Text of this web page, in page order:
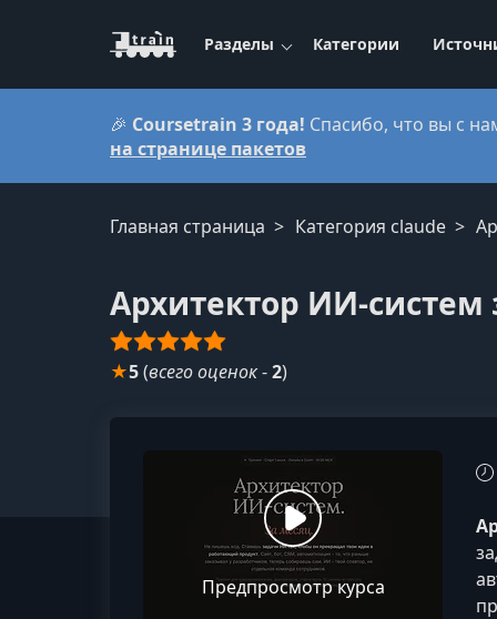
Разделы Категории
🎉 Coursetrain 3 года! Спасибо, что вы с
на странице пакетов
Главная страница Категория claude
Архитектор ИИ-систем
★5(всего оценок-2)
Предпросмотр курса